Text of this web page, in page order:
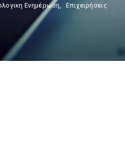
Ενημέρωση, Επιχειρήσεις